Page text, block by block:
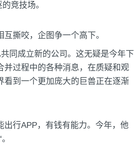
竞技场。
撕咬，企图争一个高下。
同成立新的公司。这无疑是今年下
并过程中的各种消息，在质疑和观
到一个更加庞大的巨兽正在逐渐
行APP，有钱有能力。今年，他